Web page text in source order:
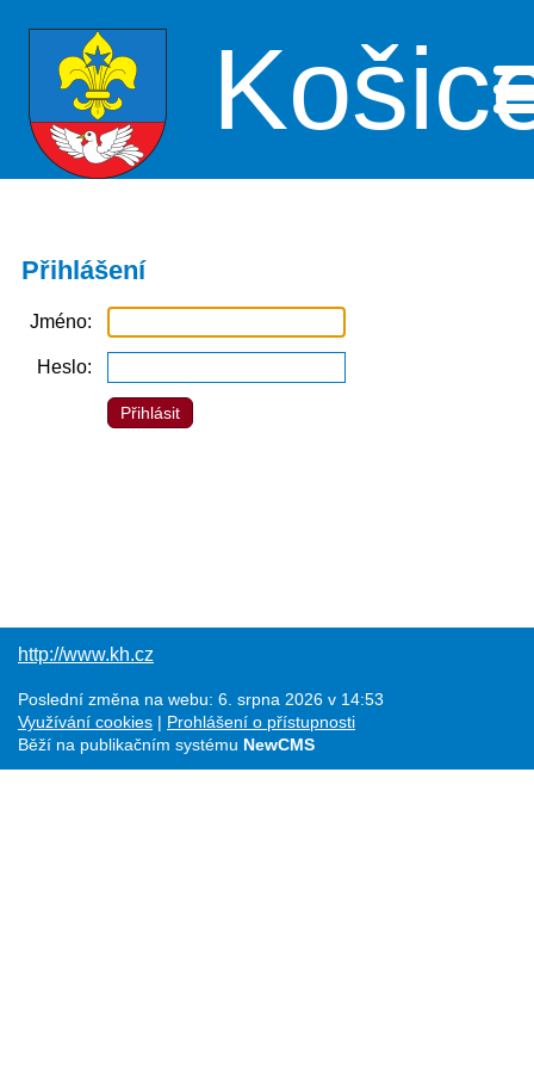
Přihlášení
Jméno
Heslo
http://www.kh.cz
Poslední změna na webu: 6. srpna 2026 v 14:53
Využívání cookies
Prohlášení o přístupnosti
Běží na publikačním systému NewCMS